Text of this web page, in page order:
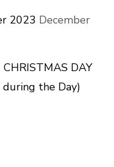
2023 December
DAY
during the Day)